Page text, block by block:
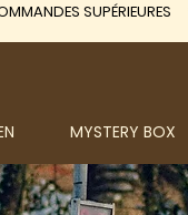
MYSTERY BOX
SUPÉRIEURES